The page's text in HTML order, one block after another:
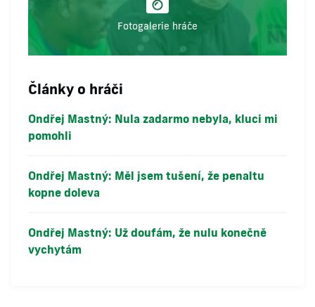
Fotogalerie hráče
Články o hráči
Ondřej Mastný: Nula zadarmo nebyla, kluci mi
pomohli
Ondřej Mastný: Měl jsem tušení, že penaltu
kopne doleva
Ondřej Mastný: Už doufám, že nulu konečně
vychytám